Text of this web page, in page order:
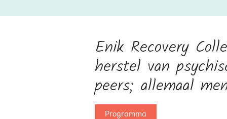
Enik Recovery
herstel van
peers; allemaal
Programma